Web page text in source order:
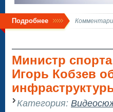
Подробнее
Министр
Игорь Кобзев
Категория: